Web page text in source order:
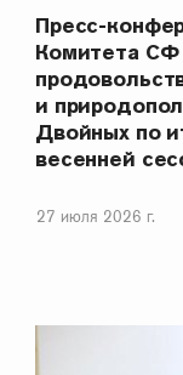
Пресс-
Комитета СФ
и
Двойных по
весенней
27 июля 2026 г.